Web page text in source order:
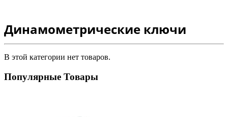
Динамометрические ключи
В этой категории нет товаров.
Популярные Товары